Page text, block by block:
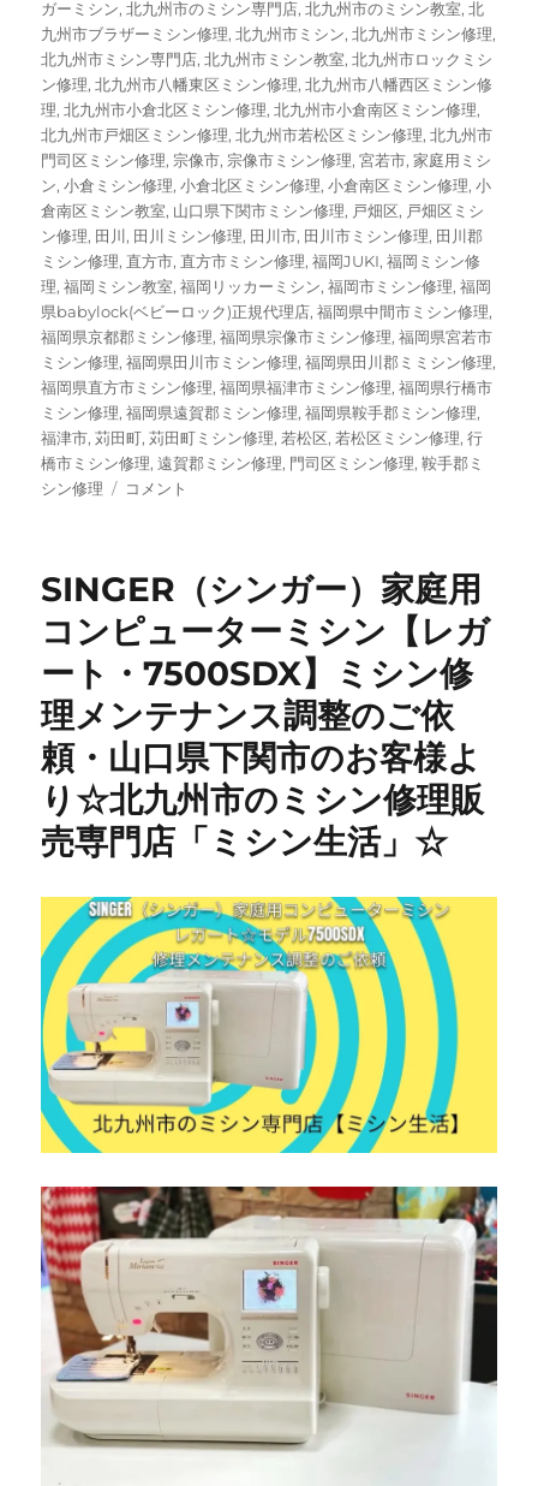
ガーミシン,北九州市のミシン専門店,北九州市のミシン教室,北
九州市ブラザーミシン修理,北九州市ミシン,北九州市ミシン修理,
北九州市ミシン専門店,北九州市ミシン教室,北九州市ロックミシ
ン修理,北九州市八幡東区ミシン修理,北九州市八幡西区ミシン修
理,北九州市小倉北区ミシン修理,北九州市小倉南区ミシン修理,
北九州市戸畑区ミシン修理,北九州市若松区ミシン修理,北九州市
門司区ミシン修理, 宗像市, 宗像市ミシン修理,宮若市,家庭用ミシ
ン,小倉ミシン修理,小倉北区ミシン修理,小倉南区ミシン修理,小
倉南区ミシン教室, 山口県下関市ミシン修理, 戸畑区, 戸畑区ミシ
ン修理, 田川, 田川ミシン修理, 田川市, 田川市ミシン修理, 田川郡
ミシン修理, 直方市, 直方市ミシン修理,福岡JUKI,福岡ミシン修
理,福岡ミシン教室,福岡リッカーミシン,福岡市ミシン修理,福岡
県babylock(ベビーロック)正規代理店,福岡県中間市ミシン修理,
福岡県京都郡ミシン修理,福岡県宗像市ミシン修理,福岡県宮若市
ミシン修理,福岡県田川市ミシン修理,福岡県田川郡ミミシン修理,
福岡県直方市ミシン修理,福岡県福津市ミシン修理,福岡県行橋市
ミシン修理,福岡県遠賀郡ミシン修理,福岡県鞍手郡ミシン修理,
福津市,苅田町,苅田町ミシン修理, 若松区, 若松区ミシン修理,行
橋市ミシン修理,遠賀郡ミシン修理, 門司区ミシン修理,鞍手郡ミ
シン修理
【ブ
コ
ン
パ
DX
修
理】
昭
和
レ
ト
シ
ン
を
メ
ン
ナ
ス
倉
北
区
の
客
様
よ
り
依
コメント
SINGER（シンガー）家庭用
コンピューターミシン【レガ
ート・7500SDX】ミシン修
理メンテナンス調整のご依
頼・山口県下関市のお客様よ
り☆北九州市のミシン修理販
売専門店「ミシン生活」☆